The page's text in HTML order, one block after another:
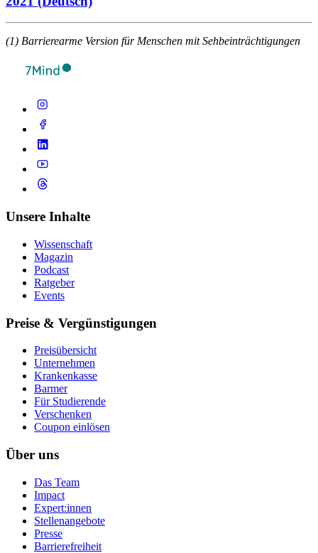
(1) Barrierearme Version für Menschen mit Sehbeinträchtigungen
Unsere Inhalte
Wissenschaft
Magazin
Podcast
Ratgeber
Events
Preise & Vergünstigungen
Preisübersicht
Unternehmen
Krankenkasse
Barmer
Für Studierende
Ver­schen­ken
Coupon einlösen
Über uns
Das Team
Impact
Expert:innen
Stellenangebote
Presse
Barrierefreiheit